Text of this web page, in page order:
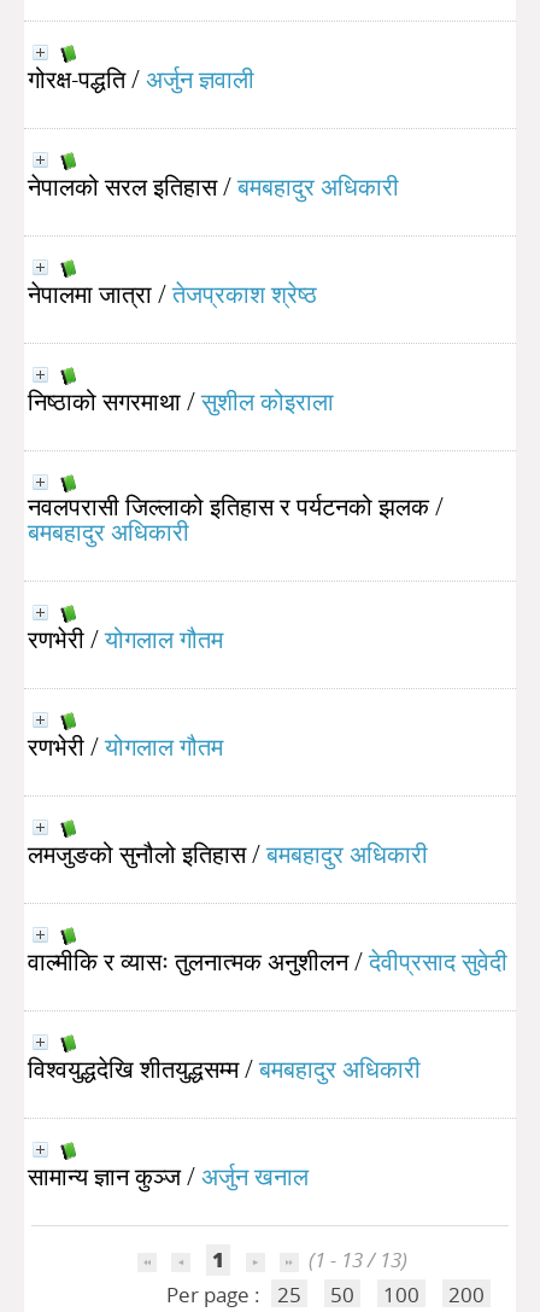
गोरक्ष-पद्धति/अर्जुन ज्ञवाली
नेपालको सरल इतिहास/बमबहादुर अधिकारी
नेपालमा जात्रा/तेजप्रकाश श्रेष्ठ
निष्ठाको सगरमाथा/सुशील कोइराला
नवलपरासी जिल्लाको इतिहास र पर्यटनको झलक/
बमबहादुर अधिकारी
रणभेरी/योगलाल गौतम
रणभेरी/योगलाल गौतम
लमजुङको सुनौलो इतिहास/बमबहादुर अधिकारी
वाल्मीकि र व्यासः तुलनात्मक अनुशीलन/देवीप्रसाद सुवेदी
विश्वयुद्धदेखि शीतयुद्धसम्म/बमबहादुर अधिकारी
सामान्य ज्ञान कुञ्ज/अर्जुन खनाल
1
(1 - 13 / 13)
Per page :
25 50 100 200